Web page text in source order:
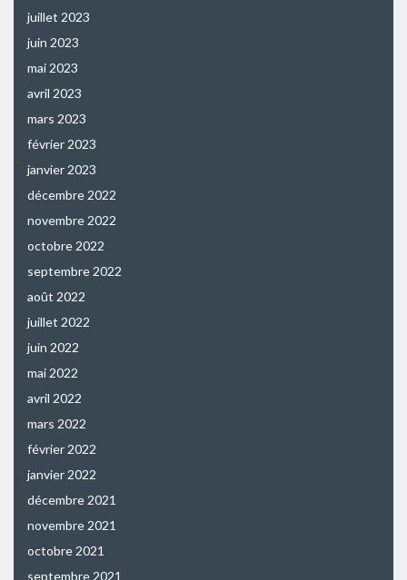
juillet 2023
juin 2023
mai 2023
avril 2023
mars 2023
février 2023
janvier 2023
décembre 2022
novembre 2022
octobre 2022
septembre 2022
août 2022
juillet 2022
juin 2022
mai 2022
avril 2022
mars 2022
février 2022
janvier 2022
décembre 2021
novembre 2021
octobre 2021
septembre 2021